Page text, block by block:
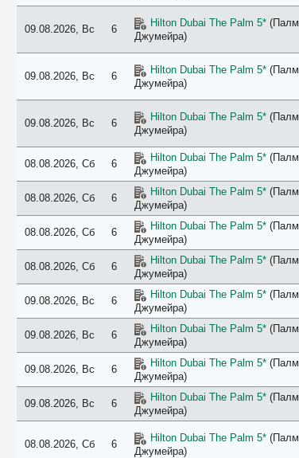
09.08.2026, Вс 6
Hilton Dubai The Palm 5*(Палм
Джумейра)
09.08.2026, Вс 6
Hilton Dubai The Palm 5*(Палм
Джумейра)
09.08.2026, Вс 6
Hilton Dubai The Palm 5*(Палм
Джумейра)
08.08.2026, Сб 6
Hilton Dubai The Palm 5*(Палм
Джумейра)
08.08.2026, Сб 6
Hilton Dubai The Palm 5*(Палм
Джумейра)
08.08.2026, Сб 6
Hilton Dubai The Palm 5*(Палм
Джумейра)
08.08.2026, Сб 6
Hilton Dubai The Palm 5*(Палм
Джумейра)
09.08.2026, Вс 6
Hilton Dubai The Palm 5*(Палм
Джумейра)
09.08.2026, Вс 6
Hilton Dubai The Palm 5*(Палм
Джумейра)
09.08.2026, Вс 6
Hilton Dubai The Palm 5*(Палм
Джумейра)
09.08.2026, Вс 6
Hilton Dubai The Palm 5*(Палм
Джумейра)
08.08.2026, Сб 6
Hilton Dubai The Palm 5*(Палм
Джумейра)